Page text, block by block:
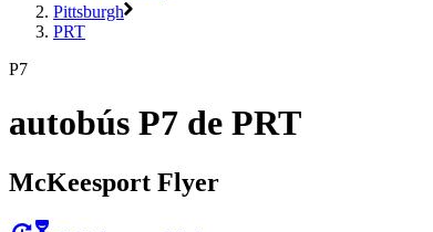
Pittsburgh
PRT
P7
autobús P7 de PRT
McKeesport Flyer